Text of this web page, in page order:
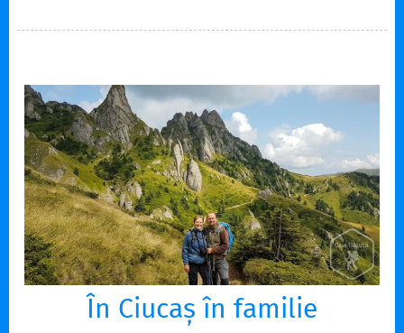
În Ciucaș în familie